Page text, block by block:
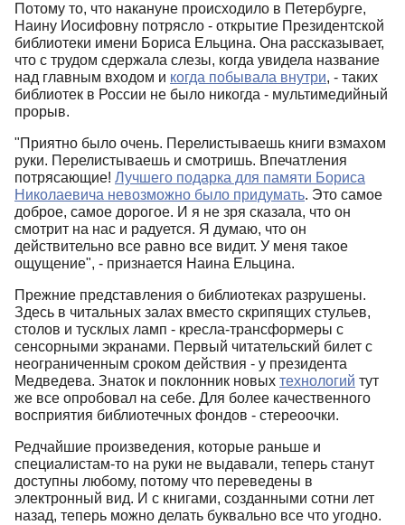
Потому то, что накануне происходило в Петербурге,
Наину Иосифовну потрясло - открытие Президентской
библиотеки имени Бориса Ельцина. Она рассказывает,
что с трудом сдержала слезы, когда увидела название
над главным входом и когда побывала внутри, - таких
библиотек в России не было никогда - мультимедийный
прорыв.
"Приятно было очень. Перелистываешь книги взмахом
руки. Перелистываешь и смотришь. Впечатления
потрясающие! Лучшего подарка для памяти Бориса
Николаевича невозможно было придумать. Это самое
доброе, самое дорогое. И я не зря сказала, что он
смотрит на нас и радуется. Я думаю, что он
действительно все равно все видит. У меня такое
ощущение", - признается Наина Ельцина.
Прежние представления о библиотеках разрушены.
Здесь в читальных залах вместо скрипящих стульев,
столов и тусклых ламп - кресла-трансформеры с
сенсорными экранами. Первый читательский билет с
неограниченным сроком действия - у президента
Медведева. Знаток и поклонник новых технологий тут
же все опробовал на себе. Для более качественного
восприятия библиотечных фондов - стереоочки.
Редчайшие произведения, которые раньше и
специалистам-то на руки не выдавали, теперь станут
доступны любому, потому что переведены в
электронный вид. И с книгами, созданными сотни лет
назад, теперь можно делать буквально все что угодно.